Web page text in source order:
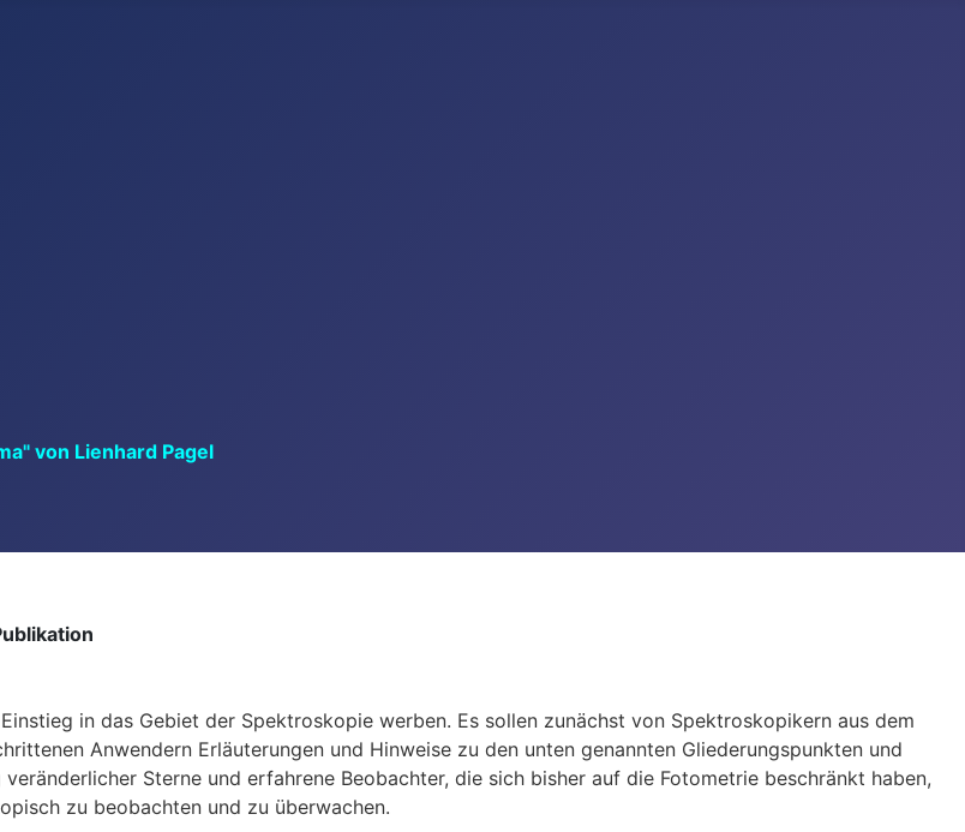
von Lienhard Pagel
in das Gebiet der Spektroskopie werben. Es sollen zunächst von Spektroskopikern aus dem
Anwendern Erläuterungen und Hinweise zu den unten genannten Gliederungspunkten und
Sterne und erfahrene Beobachter, die sich bisher auf die Fotometrie beschränkt haben,
zu beobachten und zu überwachen.